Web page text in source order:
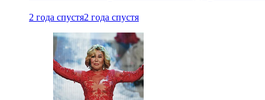
2 года спустя2 года спустя